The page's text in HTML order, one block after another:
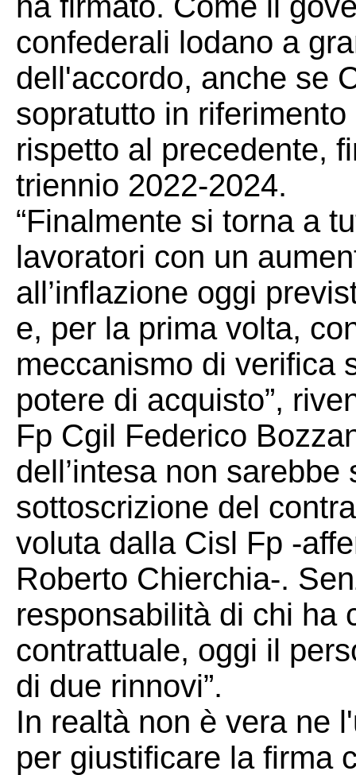
confederali lodano a
dell'accordo, anche se
sopratutto in
rispetto al precedente,
triennio 2022-2024.
“Finalmente si torna a
lavoratori con un
all’inflazione oggi
e, per la prima volta,
meccanismo di verifica
potere di acquisto”,
Fp Cgil Federico
dell’intesa non
sottoscrizione del
voluta dalla Cisl Fp -
Roberto Chierchia-.
responsabilità di chi ha
contrattuale, oggi il
di due rinnovi”.
In realtà non è vera ne
per giustificare la firma